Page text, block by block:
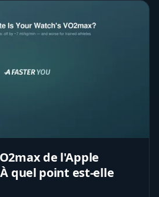
de l'Apple
quel point est-elle